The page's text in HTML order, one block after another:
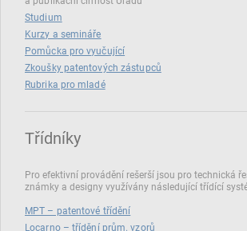
Studium
Kurzy a semináře
Pomůcka pro vyučující
Zkoušky patentových zástupců
Rubrika pro mladé
Třídníky
Pro efektivní provádění rešerší jsou pro technická
známky a designy využívány následující třídící
MPT – patentové třídění
Locarno – třídění prům. vzorů